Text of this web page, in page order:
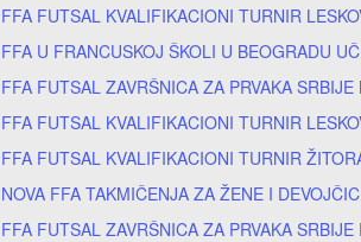
FFA FUTSAL KVALIFIKACIONI TURNIR
FFA U FRANCUSKOJ ŠKOLI U BEOGRADU
FFA FUTSAL ZAVRŠNICA ZA PRVAKA
FFA FUTSAL KVALIFIKACIONI TURNIR
FFA FUTSAL KVALIFIKACIONI TURNIR
NOVA FFA TAKMIČENJA ZA ŽENE I
FFA FUTSAL ZAVRŠNICA ZA PRVAKA